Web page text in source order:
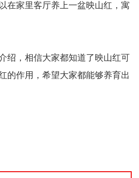
在家里客厅养上一盆映山红，寓
绍，相信大家都知道了映山红可
的作用，希望大家都能够养育出